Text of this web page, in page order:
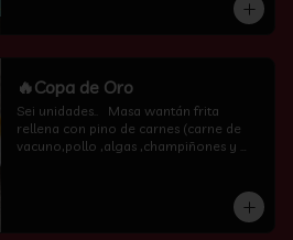
🔥Copa de Oro
Sei unidades..   Masa wantán frita
rellena con pino de carnes (carne de
vacuno,pollo ,algas ,champiñones y